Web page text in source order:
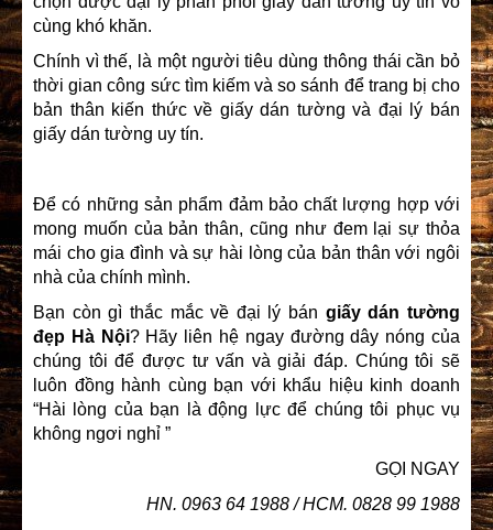
cùng khó khăn.
Chính vì thế, là một người tiêu dùng thông thái cần bỏ
thời gian công sức tìm kiếm và so sánh để trang bị cho
bản thân kiến thức về giấy dán tường và đại lý bán
giấy dán tường uy tín.
Để có những sản phẩm đảm bảo chất lượng hợp với
mong muốn của bản thân, cũng như đem lại sự thỏa
mái cho gia đình và sự hài lòng của bản thân với ngôi
nhà của chính mình.
Bạn còn gì thắc mắc về đại lý bán giấy dán tường
đẹp Hà Nội? Hãy liên hệ ngay đường dây nóng của
chúng tôi để được tư vấn và giải đáp. Chúng tôi sẽ
luôn đồng hành cùng bạn với khẩu hiệu kinh doanh
“Hài lòng của bạn là động lực để chúng tôi phục vụ
không ngơi nghỉ ”
GỌI NGAY
HN. 0963 64 1988 / HCM. 0828 99 1988